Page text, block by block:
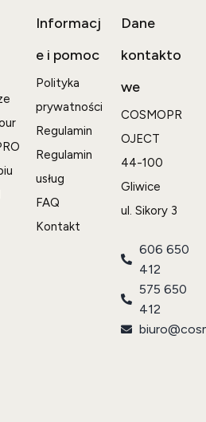
Informacj
e i pomoc
Polityka
prywatności
Regulamin
Regulamin
usług
FAQ
Kontakt
Dane
kontakto
we
COSMOPR
OJECT
44-100
Gliwice
ul. Sikory 3
606 650
412
575 650
412